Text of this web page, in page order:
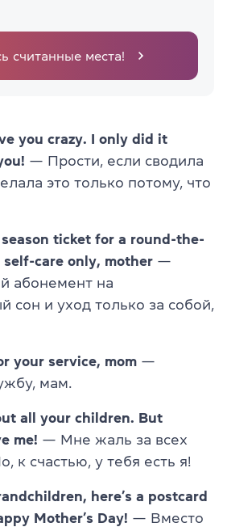
считанные места!
you crazy. I only did it
— Прости, если сводила
это только потому, что
ticket for a round-the-
self-care only, mother —
абонемент на
сон и уход только за собой,
your service, mom —
мам.
all your children. But
me! — Мне жаль за всех
к счастью, у тебя есть я!
here’s a postcard
Mother’s Day! — Вместо